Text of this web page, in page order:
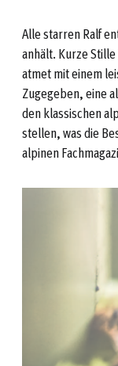
Alle starren Ralf
anhält. Kurze
atmet mit einem
Zugegeben, eine
den klassischen
stellen, was die
alpinen